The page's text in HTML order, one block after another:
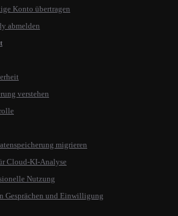
Konto übertragen
abmelden
verstehen
migrieren
Cloud-KI-Analyse
Nutzung
Gesprächen und Einwilligung